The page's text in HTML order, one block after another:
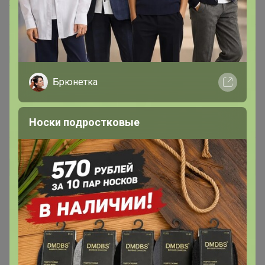
2 сентября, 2024 06:43
Galina303 Автор уже получил заказ!
К сожалению пришёл не тот цвет, который
заказывала(
1 сентября, 2024 23:08
yushtv Автор уже получил заказ!
Девочки, футболки очень хорошие. Прямо
качественные, я такие скала, не могла найти . закажу
еще. Очень понравилось качество. Трикотаж уютный,
прошито и продумано все хорошо. Футболок много не
бывает, а особенно таких классных
Брюнетка
Носки подростковые